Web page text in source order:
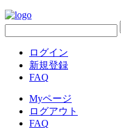
ログイン
新規登録
FAQ
Myページ
ログアウト
FAQ